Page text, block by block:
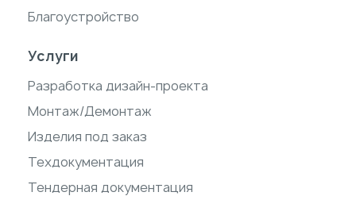
Благоустройство
Услуги
Разработка дизайн-проекта
Монтаж/Демонтаж
Изделия под заказ
Техдокументация
Тендерная документация